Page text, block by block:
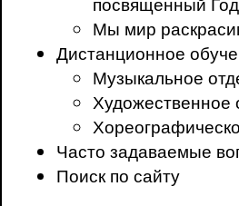
Мы мир
Дистанционное
Музыкальное
Художественное
Часто задаваемые
Поиск по сайту